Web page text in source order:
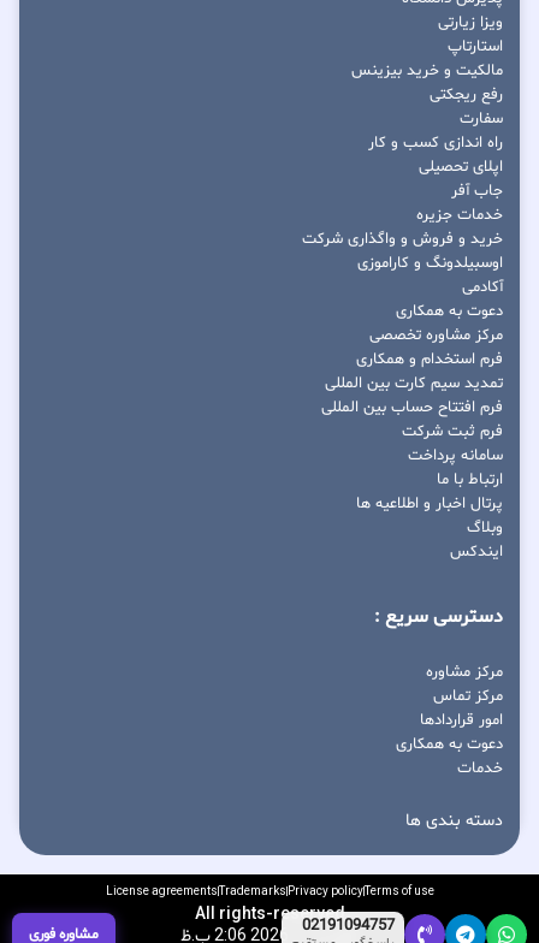
ویزا زیارتی
استارتاپ
مالکیت و خرید بیزینس
رفع ریجکتی
سفارت
راه اندازی کسب و کار
اپلای تحصیلی
جاب آفر
خدمات جزیره
خرید و فروش و واگذاری شرکت
اوسبیلدونگ و کاراموزی
آکادمی
دعوت به همکاری
مرکز مشاوره تخصصی
فرم استخدام و همکاری
تمدید سیم کارت بین المللی
فرم افتتاح حساب بین المللی
فرم ثبت شرکت
سامانه پرداخت
ارتباط با ما
پرتال اخبار و اطلاعیه ها
وبلاگ
ایندکس
دسترسی سریع :
مرکز مشاوره
مرکز تماس
امور قراردادها
دعوت به همکاری
خدمات
دسته بندی ها
Terms of use
Privacy policy
Trademarks
License agreements
All rights-reserved
آگوست 7, 2026 2:06 ب.ظ
02191094757 مشاوره فوری